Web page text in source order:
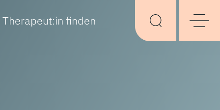
Therapeut:in finden